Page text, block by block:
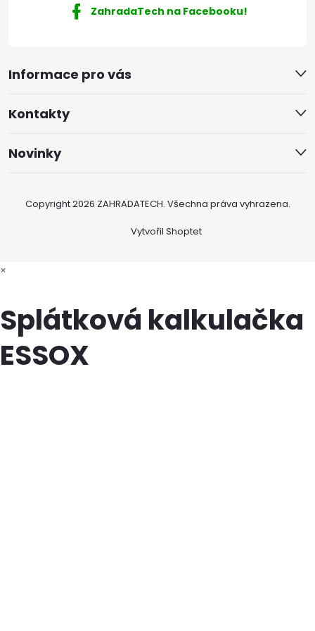
Informace pro vás
Kontakty
Novinky
ZahradaTech na Facebooku!
Vytvořil Shoptet
Copyright 2026 ZAHRADATECH. Všechna práva vyhrazena.
×
Splátková kalkulačka
ESSOX